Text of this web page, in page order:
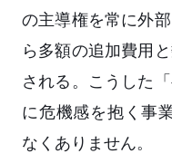
の主導権を常に外
ら多額の追加費用
される。こうした
に危機感を抱く事
なくありません。